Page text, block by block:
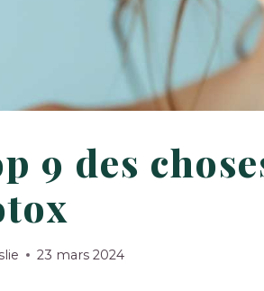
9 des
23 mars 2024